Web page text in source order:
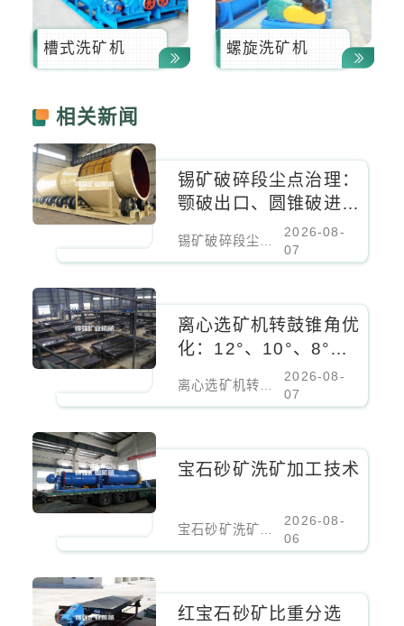
槽式洗矿机 螺旋洗矿机
相关新闻
锡矿破碎段尘点治理：
颚破出口、圆锥破进料
口、振动筛密闭负压除
尘
2026-08-
07
离心选矿机转鼓锥角优
化：12°、10°、8°对
细粒锡石回收率的影响
离心选矿机转鼓锥角优化：12°、10°、8°对细粒锡石回收率的影响
2026-08-
07
宝石砂矿洗矿加工技术
宝石砂矿洗矿加工技术
2026-08-
06
红宝石砂矿比重分选